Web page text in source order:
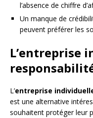
l’absence de chiffre
Un manque de
peuvent préférer les
L’entreprise
L’entreprise
est une alternative
souhaitent protéger leur